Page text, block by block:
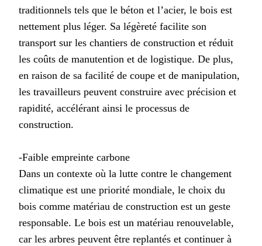
traditionnels tels que le béton et l’acier, le bois est
nettement plus léger. Sa légèreté facilite son
transport sur les chantiers de construction et réduit
les coûts de manutention et de logistique. De plus,
en raison de sa facilité de coupe et de manipulation,
les travailleurs peuvent construire avec précision et
rapidité, accélérant ainsi le processus de
construction.
-Faible empreinte carbone
Dans un contexte où la lutte contre le changement
climatique est une priorité mondiale, le choix du
bois comme matériau de construction est un geste
responsable. Le bois est un matériau renouvelable,
car les arbres peuvent être replantés et continuer à